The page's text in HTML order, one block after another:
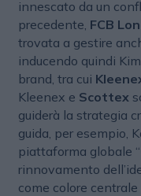
innescato da un
precedente, FCB
trovata a gestire
inducendo quindi
brand, tra cui
Kleenex e Scottex
guiderà la strategia
guida, per esempio,
piattaforma globale “
rinnovamento
come colore centrale